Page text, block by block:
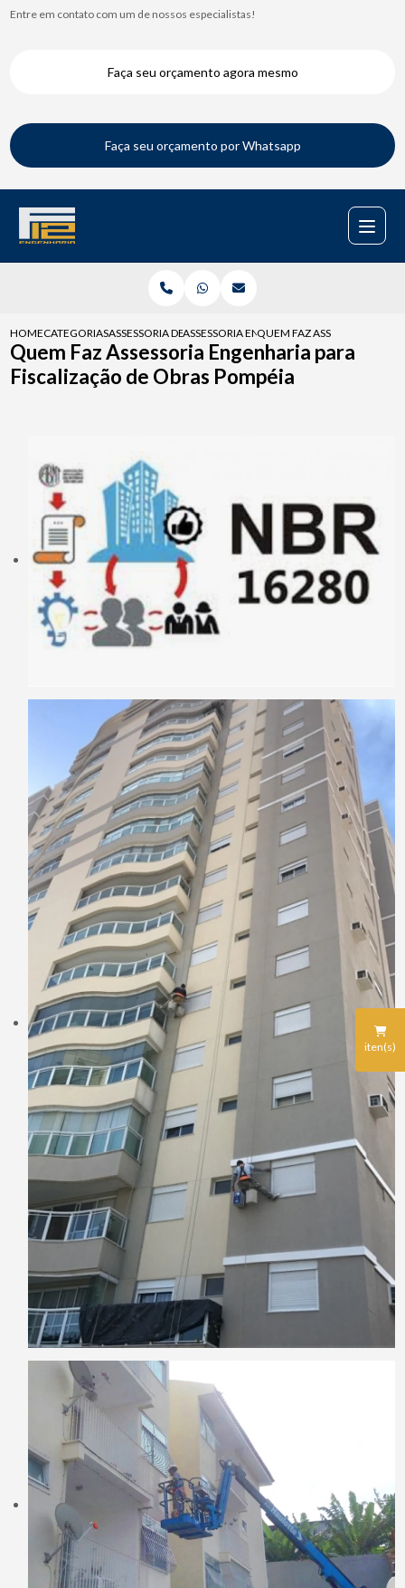
Entre em contato com um de nossos especialistas!
Faça seu orçamento agora mesmo
Faça seu orçamento por Whatsapp
iten(s)
HOMECATEGORIASASSESSORIA DE ENGENHARIAASSESSORIA ENGENHARIA PARA
QUEM FAZ ASSESSORIA
Quem Faz Assessoria Engenharia para
Fiscalização de Obras Pompéia